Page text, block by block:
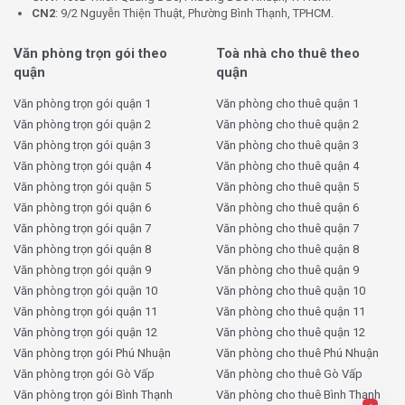
Tân Bình
Giá thuê văn phòng tòa nhà Phúc
Khang 2 Building bao nhiêu tiền?
Giá thuê tại tòa nhà Phúc Khang 2 Buildingđang được
cập nhật theo từng thời điểm. Dưới đây là thông tin
tham khảo mới nhất từ KingOffice (tháng gần nhất):
Bảng giá thuê tham khảo Phúc Khang 2 Building:
Mục Thông tin chi tiết
Giá thuê Liên hệ – theo diện tích và thời điểm
Phí quản lý
Diện tích trống 40m² – 65m² – 100m² – 150m²
Thuế GTGT Chưa bao gồm 10%
Phí gửi xe máy Thỏa thuận
CN2: 9/2 Nguyễn Thiện Thuật, Phường Bình Thạnh, TPHCM.
Văn phòng trọn gói theo
quận
Văn phòng trọn gói quận 1
Văn phòng trọn gói quận 2
Văn phòng trọn gói quận 3
Văn phòng trọn gói quận 4
Văn phòng trọn gói quận 5
Văn phòng trọn gói quận 6
Văn phòng trọn gói quận 7
Văn phòng trọn gói quận 8
Văn phòng trọn gói quận 9
Văn phòng trọn gói quận 10
Văn phòng trọn gói quận 11
Văn phòng trọn gói quận 12
Văn phòng trọn gói Phú Nhuận
Văn phòng trọn gói Gò Vấp
Văn phòng trọn gói Bình Thạnh
Toà nhà cho thuê theo
quận
Văn phòng cho thuê quận 1
Văn phòng cho thuê quận 2
Văn phòng cho thuê quận 3
Văn phòng cho thuê quận 4
Văn phòng cho thuê quận 5
Văn phòng cho thuê quận 6
Văn phòng cho thuê quận 7
Văn phòng cho thuê quận 8
Văn phòng cho thuê quận 9
Văn phòng cho thuê quận 10
Văn phòng cho thuê quận 11
Văn phòng cho thuê quận 12
Văn phòng cho thuê Phú Nhuận
Văn phòng cho thuê Gò Vấp
Văn phòng cho thuê Bình Thạnh